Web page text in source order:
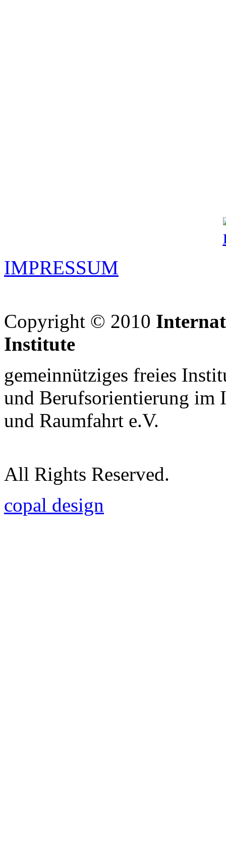
IMPRESSUM
Copyright © 2010
Institute
gemeinnütziges freies
und Berufsorientierung im
und Raumfahrt e.V.
All Rights Reserved.
copal design